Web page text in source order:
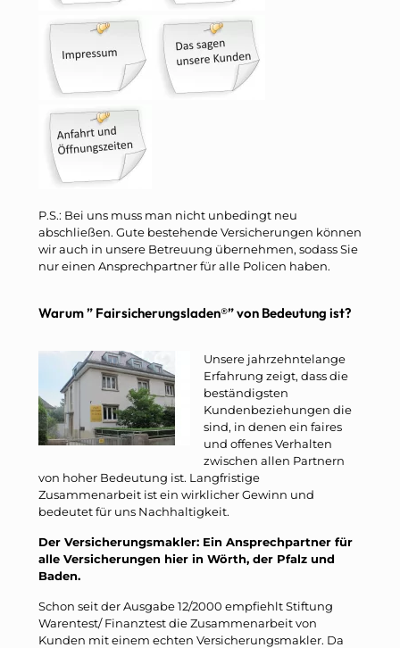
P.S.: Bei uns muss man nicht unbedingt neu
abschließen. Gute bestehende Versicherungen können
wir auch in unsere Betreuung übernehmen, sodass Sie
nur einen Ansprechpartner für alle Policen haben.
Warum ” Fairsicherungsladen®” von Bedeutung ist?
Unsere jahrzehntelange
Erfahrung zeigt, dass die
beständigsten
Kundenbeziehungen die
sind, in denen ein faires
und offenes Verhalten
zwischen allen Partnern
von hoher Bedeutung ist. Langfristige
Zusammenarbeit ist ein wirklicher Gewinn und
bedeutet für uns Nachhaltigkeit.
Der Versicherungsmakler: Ein Ansprechpartner für
alle Versicherungen hier in Wörth, der Pfalz und
Baden.
Schon seit der Ausgabe 12/2000 empfiehlt Stiftung
Warentest/ Finanztest die Zusammenarbeit von
Kunden mit einem echten Versicherungsmakler. Da